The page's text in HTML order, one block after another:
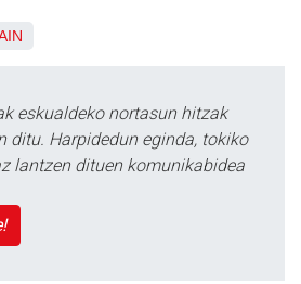
eskualdeko nortasun hitzak
ditu. Harpidedun eginda, tokiko
lantzen dituen komunikabidea